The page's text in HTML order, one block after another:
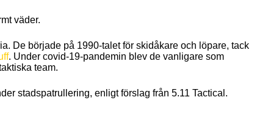
väder.
De började på 1990-talet för skidåkare och löpare, tack
. Under covid-19-pandemin blev de vanligare som
team.
stadspatrullering, enligt förslag från 5.11 Tactical.